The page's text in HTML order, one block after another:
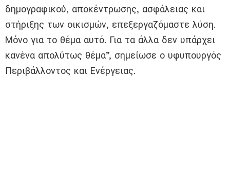
δημογραφικού, αποκέντρωσης, ασφάλειας και
στήριξης των οικισμών, επεξεργαζόμαστε λύση.
Μόνο για το θέμα αυτό. Για τα άλλα δεν υπάρχει
κανένα απολύτως θέμα”, σημείωσε ο υφυπουργός
Περιβάλλοντος και Ενέργειας.